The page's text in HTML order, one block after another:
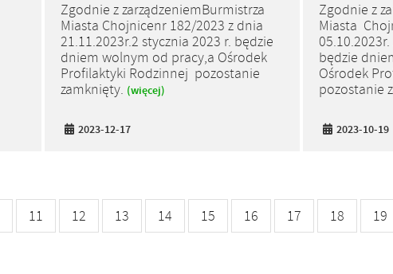
Zgodnie z zarządzeniemBurmistrza
Miasta Chojnicenr 182/2023 z dnia
21.11.2023r.2 stycznia 2023 r. będzie
dniem wolnym od pracy,a Ośrodek
Profilaktyki Rodzinnej pozostanie
zamknięty. (więcej)
2023-12-17
Zgodnie z
Miasta
będzie
Ośrodek
pozostanie
2023-10-19
11 12 13 14 15 16 17 18 19